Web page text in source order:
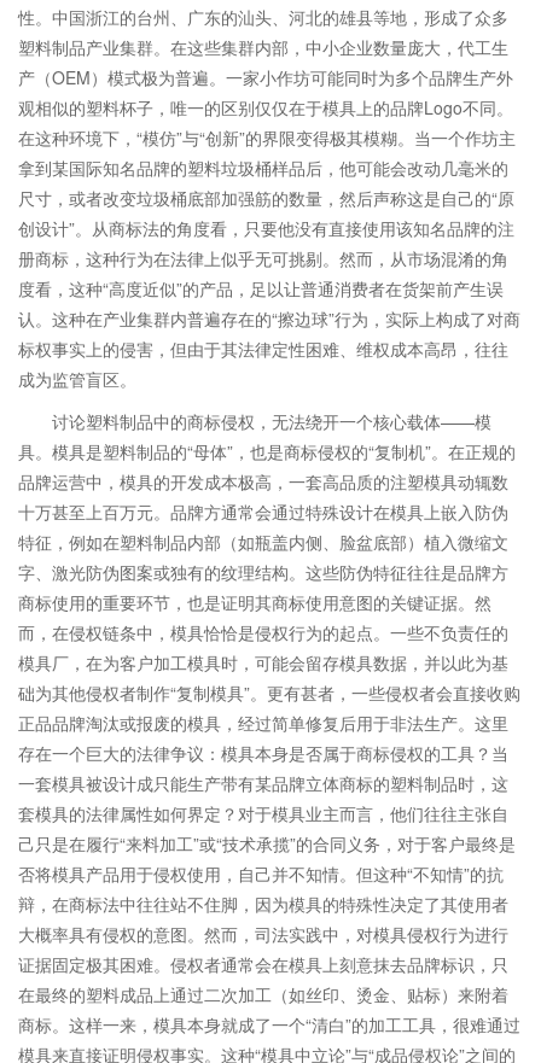
性。中国浙江的台州、广东的汕头、河北的雄县等地，形成了众多
塑料制品产业集群。在这些集群内部，中小企业数量庞大，代工生
产（OEM）模式极为普遍。一家小作坊可能同时为多个品牌生产外
观相似的塑料杯子，唯一的区别仅仅在于模具上的品牌Logo不同。
在这种环境下，“模仿”与“创新”的界限变得极其模糊。当一个作坊主
拿到某国际知名品牌的塑料垃圾桶样品后，他可能会改动几毫米的
尺寸，或者改变垃圾桶底部加强筋的数量，然后声称这是自己的“原
创设计”。从商标法的角度看，只要他没有直接使用该知名品牌的注
册商标，这种行为在法律上似乎无可挑剔。然而，从市场混淆的角
度看，这种“高度近似”的产品，足以让普通消费者在货架前产生误
认。这种在产业集群内普遍存在的“擦边球”行为，实际上构成了对商
标权事实上的侵害，但由于其法律定性困难、维权成本高昂，往往
成为监管盲区。
讨论塑料制品中的商标侵权，无法绕开一个核心载体——模
具。模具是塑料制品的“母体”，也是商标侵权的“复制机”。在正规的
品牌运营中，模具的开发成本极高，一套高品质的注塑模具动辄数
十万甚至上百万元。品牌方通常会通过特殊设计在模具上嵌入防伪
特征，例如在塑料制品内部（如瓶盖内侧、脸盆底部）植入微缩文
字、激光防伪图案或独有的纹理结构。这些防伪特征往往是品牌方
商标使用的重要环节，也是证明其商标使用意图的关键证据。然
而，在侵权链条中，模具恰恰是侵权行为的起点。一些不负责任的
模具厂，在为客户加工模具时，可能会留存模具数据，并以此为基
础为其他侵权者制作“复制模具”。更有甚者，一些侵权者会直接收购
正品品牌淘汰或报废的模具，经过简单修复后用于非法生产。这里
存在一个巨大的法律争议：模具本身是否属于商标侵权的工具？当
一套模具被设计成只能生产带有某品牌立体商标的塑料制品时，这
套模具的法律属性如何界定？对于模具业主而言，他们往往主张自
己只是在履行“来料加工”或“技术承揽”的合同义务，对于客户最终是
否将模具产品用于侵权使用，自己并不知情。但这种“不知情”的抗
辩，在商标法中往往站不住脚，因为模具的特殊性决定了其使用者
大概率具有侵权的意图。然而，司法实践中，对模具侵权行为进行
证据固定极其困难。侵权者通常会在模具上刻意抹去品牌标识，只
在最终的塑料成品上通过二次加工（如丝印、烫金、贴标）来附着
商标。这样一来，模具本身就成了一个“清白”的加工工具，很难通过
模具来直接证明侵权事实。这种“模具中立论”与“成品侵权论”之间的